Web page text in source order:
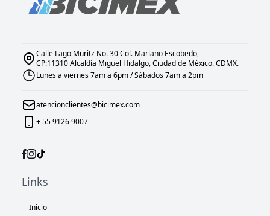
Calle Lago Müritz No. 30 Col. Mariano Escobedo,
CP:11310 Alcaldía Miguel Hidalgo, Ciudad de México. CDMX.
Lunes a viernes 7am a 6pm / Sábados 7am a 2pm
atencionclientes@bicimex.com
+ 55 9126 9007
Links
Inicio